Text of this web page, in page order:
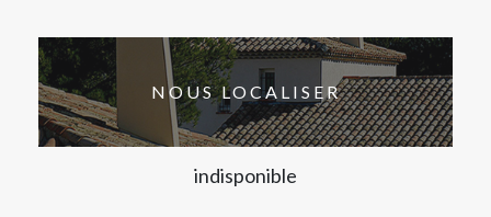
NOUS LOCALISER
indisponible